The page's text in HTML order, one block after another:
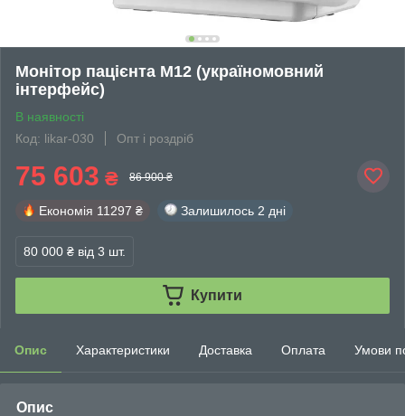
Монітор пацієнта M12 (україномовний
інтерфейс)
В наявності
Код: likar-030
Опт і роздріб
75 603 ₴ 86 900 ₴
Економія 11297 ₴ Залишилось 2 дні
80 000 ₴ від 3 шт.
Купити
Опис Характеристики Доставка Оплата Умови
Опис